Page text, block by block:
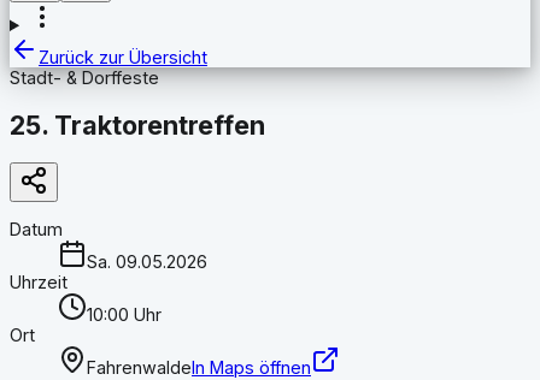
Zurück zur Übersicht
Stadt- & Dorffeste
25. Traktorentreffen
Datum
Sa. 09.05.2026
Uhrzeit
10:00 Uhr
Ort
FahrenwaldeIn Maps öffnen